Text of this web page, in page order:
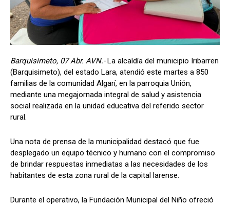
Barquisimeto, 07 Abr. AVN.-La alcaldía del municipio Iribarren
(Barquisimeto), del estado Lara, atendió este martes a 850
familias de la comunidad Algarí, en la parroquia Unión,
mediante una megajornada integral de salud y asistencia
social realizada en la unidad educativa del referido sector
rural.
Una nota de prensa de la municipalidad destacó que fue
desplegado un equipo técnico y humano con el compromiso
de brindar respuestas inmediatas a las necesidades de los
habitantes de esta zona rural de la capital larense.
Durante el operativo, la Fundación Municipal del Niño ofreció